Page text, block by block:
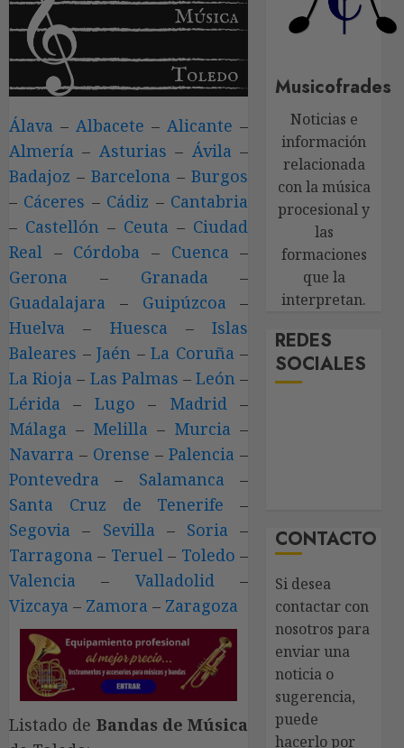
Álava – Albacete – Alicante –
Almería – Asturias – Ávila –
Badajoz –Barcelona –Burgos
– Cáceres – Cádiz – Cantabria
– Castellón – Ceuta – Ciudad
Real – Córdoba – Cuenca –
Gerona – Granada –
Guadalajara – Guipúzcoa –
Huelva – Huesca –Islas
Baleares –Jaén –La Coruña –
La Rioja – Las Palmas –León –
Lérida – Lugo – Madrid –
Málaga – Melilla – Murcia –
Navarra – Orense –Palencia –
Pontevedra – Salamanca –
Santa Cruz de Tenerife –
Segovia – Sevilla – Soria –
Tarragona – Teruel – Toledo –
Valencia – Valladolid –
Vizcaya – Zamora – Zaragoza
Listado de Bandas de Música
Musicofrades
Noticias e
información
relacionada
con la música
procesional y
las
formaciones
que la
interpretan.
REDES
SOCIALES
CONTACTO
Si desea
contactar con
nosotros para
enviar una
noticia o
sugerencia,
puede
hacerlo por